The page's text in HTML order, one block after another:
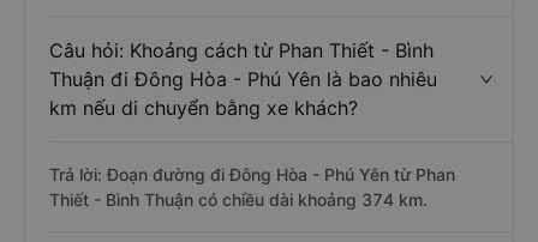
Câu hỏi: Khoảng cách từ Phan Thiết - Bình
Thuận đi Đông Hòa - Phú Yên là bao nhiêu
km nếu di chuyển bằng xe khách?
Trả lời: Đoạn đường đi Đông Hòa - Phú Yên từ Phan
Thiết - Bình Thuận có chiều dài khoảng 374 km.